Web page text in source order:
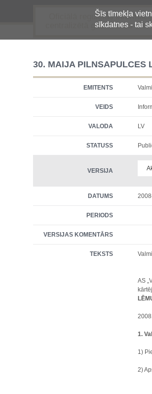
Šīs tīmekļa
sīkdatnes - tai
Oficiālā regulētās
centralizētā glabāšanas
30. MAIJA PILNSAPULCES
EMITENTS
VEIDS
VALODA LV
STATUSS
VERSIJA
DATUMS
PERIODS
VERSIJAS KOMENTĀRS
TEKSTS
AS
1.
1)
2)